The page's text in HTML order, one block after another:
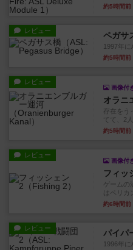
約5時間前
レビュー ペガサ
1997年に
約5時間前
レビュー
画像付
オラニ
存在をう
てて、2
約5時間前
レビュー
画像付
フィッ
ゲームの
はペリカ
約6時間前
レビュー パイパ
1996年に